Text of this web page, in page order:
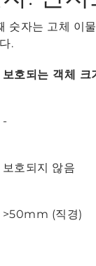
숫자는 고체 이
.
보호되는 객체 크
-
보호되지 않음
>50mm (직경)